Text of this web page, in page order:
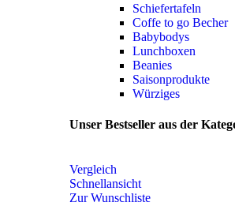
Schiefertafeln
Coffe to go Becher
Babybodys
Lunchboxen
Beanies
Saisonprodukte
Würziges
Unser Bestseller aus der
Vergleich
Schnellansicht
Zur Wunschliste